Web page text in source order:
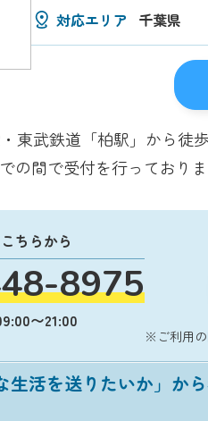
対応エリア 千葉県
東武鉄道「柏駅」から徒
の間で受付を行っており
ちらから
8975
〜21:00
※ご利用
生活を送りたいか」